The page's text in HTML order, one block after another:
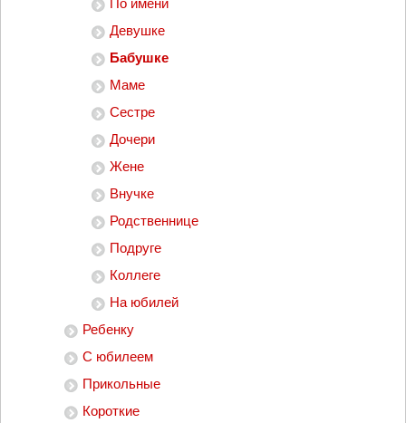
По имени
Девушке
Бабушке
Маме
Сестре
Дочери
Жене
Внучке
Родственнице
Подруге
Коллеге
На юбилей
Ребенку
С юбилеем
Прикольные
Короткие